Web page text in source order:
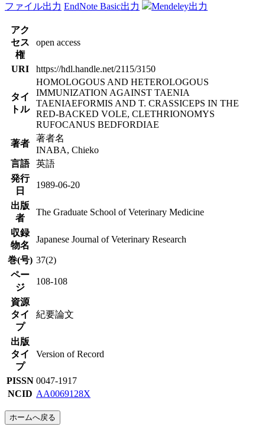
ファイル出力 EndNote Basic出力 Mendeley出力
アク
セス
権
open access
URI https://hdl.handle.net/2115/3150
タイ
トル
HOMOLOGOUS AND HETEROLOGOUS
IMMUNIZATION AGAINST TAENIA
TAENIAEFORMIS AND T. CRASSICEPS IN THE
RED-BACKED VOLE, CLETHRIONOMYS
RUFOCANUS BEDFORDIAE
著者
著者名
INABA, Chieko
言語
英語
発行
日
1989-06-20
出版
者
The Graduate School of Veterinary Medicine
収録
物名
Japanese Journal of Veterinary Research
巻(号) 37(2)
ペー
ジ
108-108
資源
タイ
プ
紀要論文
出版
タイ
プ
Version of Record
PISSN 0047-1917
NCID AA0069128X
ホームへ戻る